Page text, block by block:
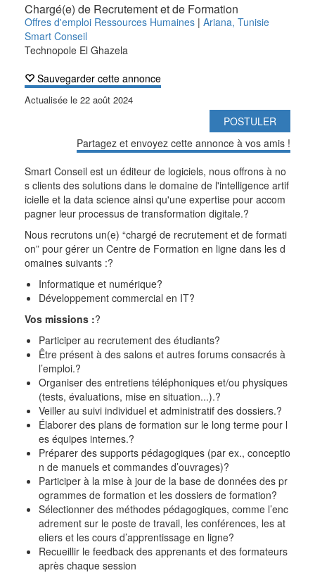
Chargé(e) de Recrutement et de Formation
Offres d'emploi Ressources Humaines | Ariana, Tunisie
Smart Conseil
Technopole El Ghazela
Sauvegarder cette annonce
Actualisée le 22 août 2024
POSTULER
Partagez et envoyez cette annonce à vos amis !
Smart Conseil est un éditeur de logiciels, nous offrons à no
s clients des solutions dans le domaine de l'intelligence artif
icielle et la data science ainsi qu'une expertise pour accom
pagner leur processus de transformation digitale.?
Nous recrutons un(e) “chargé de recrutement et de formati
on” pour gérer un Centre de Formation en ligne dans les d
omaines suivants :?
Informatique et numérique?
Développement commercial en IT?
Vos missions :?
Participer au recrutement des étudiants?
Être présent à des salons et autres forums consacrés à
l’emploi.?
Organiser des entretiens téléphoniques et/ou physiques
(tests, évaluations, mise en situation...).?
Veiller au suivi individuel et administratif des dossiers.?
Élaborer des plans de formation sur le long terme pour l
es équipes internes.?
Préparer des supports pédagogiques (par ex., conceptio
n de manuels et commandes d’ouvrages)?
Participer à la mise à jour de la base de données des pr
ogrammes de formation et les dossiers de formation?
Sélectionner des méthodes pédagogiques, comme l’enc
adrement sur le poste de travail, les conférences, les at
eliers et les cours d’apprentissage en ligne?
Recueillir le feedback des apprenants et des formateurs
après chaque session